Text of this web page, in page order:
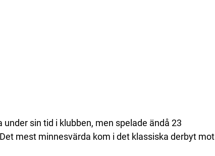
sin tid i klubben, men spelade ändå 23
mest minnesvärda kom i det klassiska derbyt mot